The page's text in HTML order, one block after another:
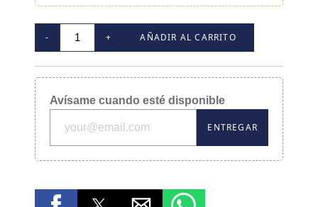
- + AÑADIR AL CARRITO
Avísame cuando esté disponible
ENTREGAR